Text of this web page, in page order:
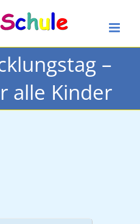
–
alle Kinder